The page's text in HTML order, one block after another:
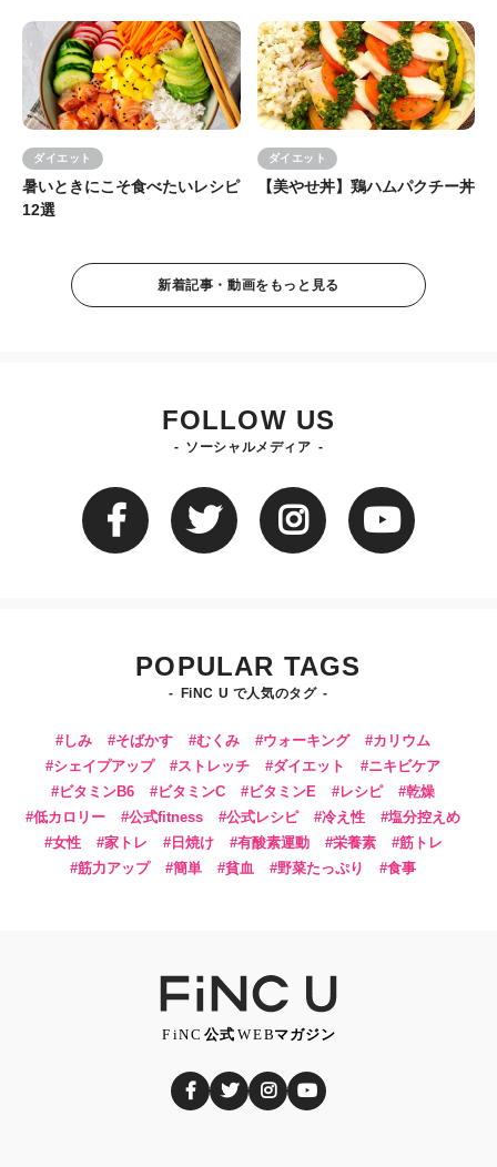
ダイエット
暑いときにこそ食べたいレシピ
12選
ダイエット
【美やせ丼】鶏ハムパクチー丼
新着記事・動画をもっと見る
FOLLOW US
ソーシャルメディア
POPULAR TAGS
FiNC U で人気のタグ
しみ そばかす むくみ ウォーキング
カリウム
シェイプアップ
ストレッチ ダイエット
ニキビケア
ビタミンB6
ビタミンC ビタミンE レシピ
乾燥
低カロリー
公式fitness 公式レシピ 冷え性
塩分控えめ
女性
家トレ 日焼け 有酸素運動 栄養素
筋トレ
筋力アップ
簡単 貧血 野菜たっぷり 食事